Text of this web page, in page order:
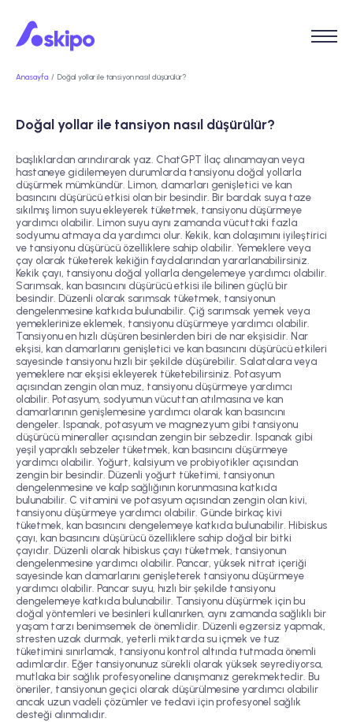
Anasayfa Doğal yollar ile tansiyon nasıl düşürülür?
Doğal yollar ile tansiyon nasıl düşürülür?
başlıklardan arındırarak yaz. ChatGPT İlaç alınamayan veya
hastaneye gidilemeyen durumlarda tansiyonu doğal yollarla
düşürmek mümkündür. Limon, damarları genişletici ve kan
basıncını düşürücü etkisi olan bir besindir. Bir bardak suya taze
sıkılmış limon suyu ekleyerek tüketmek, tansiyonu düşürmeye
yardımcı olabilir. Limon suyu aynı zamanda vücuttaki fazla
sodyumu atmaya da yardımcı olur. Kekik, kan dolaşımını iyileştirici
ve tansiyonu düşürücü özelliklere sahip olabilir. Yemeklere veya
çay olarak tüketerek kekiğin faydalarından yararlanabilirsiniz.
Kekik çayı, tansiyonu doğal yollarla dengelemeye yardımcı olabilir.
Sarımsak, kan basıncını düşürücü etkisi ile bilinen güçlü bir
besindir. Düzenli olarak sarımsak tüketmek, tansiyonun
dengelenmesine katkıda bulunabilir. Çiğ sarımsak yemek veya
yemeklerinize eklemek, tansiyonu düşürmeye yardımcı olabilir.
Tansiyonu en hızlı düşüren besinlerden biri de nar ekşisidir. Nar
ekşisi, kan damarlarını genişletici ve kan basıncını düşürücü etkileri
sayesinde tansiyonu hızlı bir şekilde düşürebilir. Salatalara veya
yemeklere nar ekşisi ekleyerek tüketebilirsiniz. Potasyum
açısından zengin olan muz, tansiyonu düşürmeye yardımcı
olabilir. Potasyum, sodyumun vücuttan atılmasına ve kan
damarlarının genişlemesine yardımcı olarak kan basıncını
dengeler. Ispanak, potasyum ve magnezyum gibi tansiyonu
düşürücü mineraller açısından zengin bir sebzedir. Ispanak gibi
yeşil yapraklı sebzeler tüketmek, kan basıncını düşürmeye
yardımcı olabilir. Yoğurt, kalsiyum ve probiyotikler açısından
zengin bir besindir. Düzenli yoğurt tüketimi, tansiyonun
dengelenmesine ve kalp sağlığının korunmasına katkıda
bulunabilir. C vitamini ve potasyum açısından zengin olan kivi,
tansiyonu düşürmeye yardımcı olabilir. Günde birkaç kivi
tüketmek, kan basıncını dengelemeye katkıda bulunabilir. Hibiskus
çayı, kan basıncını düşürücü özelliklere sahip doğal bir bitki
çayıdır. Düzenli olarak hibiskus çayı tüketmek, tansiyonun
dengelenmesine yardımcı olabilir. Pancar, yüksek nitrat içeriği
sayesinde kan damarlarını genişleterek tansiyonu düşürmeye
yardımcı olabilir. Pancar suyu, hızlı bir şekilde tansiyonu
dengelemeye katkıda bulunabilir. Tansiyonu düşürmek için bu
doğal yöntemleri ve besinleri kullanırken, aynı zamanda sağlıklı bir
yaşam tarzı benimsemek de önemlidir. Düzenli egzersiz yapmak,
stresten uzak durmak, yeterli miktarda su içmek ve tuz
tüketimini sınırlamak, tansiyonu kontrol altında tutmada önemli
adımlardır. Eğer tansiyonunuz sürekli olarak yüksek seyrediyorsa,
mutlaka bir sağlık profesyoneline danışmanız gerekmektedir. Bu
öneriler, tansiyonun geçici olarak düşürülmesine yardımcı olabilir
ancak uzun vadeli çözümler ve tedavi için profesyonel sağlık
desteği alınmalıdır.